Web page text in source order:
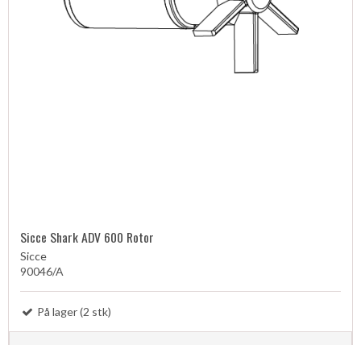
Sicce Shark ADV 600 Rotor
Sicce
90046/A
På lager (2 stk)